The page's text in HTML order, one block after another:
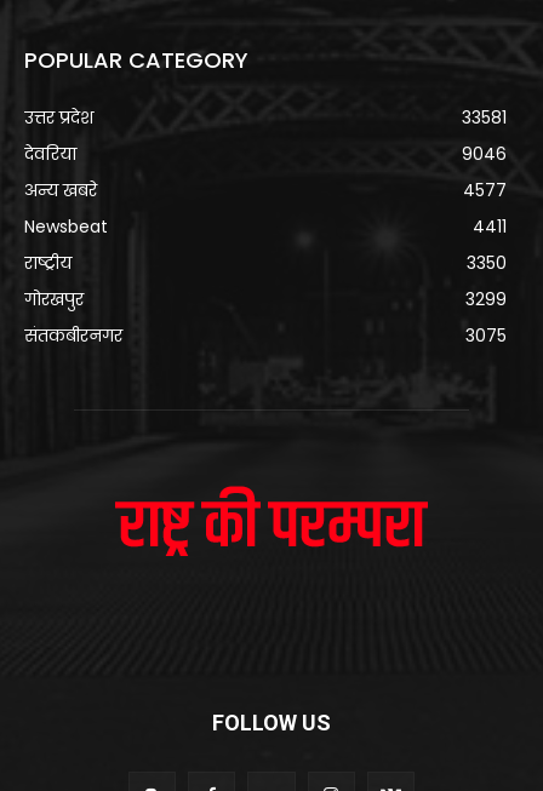
POPULAR CATEGORY
उत्तर प्रदेश
33581
देवरिया
9046
अन्य खबरे
4577
Newsbeat
4411
राष्ट्रीय
3350
गोरखपुर
3299
संतकबीरनगर
3075
FOLLOW US